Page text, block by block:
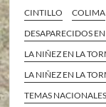
CINTILLO COLIMA
DESAPARECIDOS
LA NIÑEZ EN LA
LA NIÑEZ EN LA
TEMAS NACIONALES